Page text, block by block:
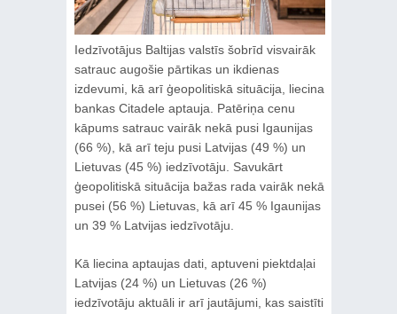
Iedzīvotājus Baltijas valstīs šobrīd visvairāk
satrauc augošie pārtikas un ikdienas
izdevumi, kā arī ģeopolitiskā situācija, liecina
bankas Citadele aptauja. Patēriņa cenu
kāpums satrauc vairāk nekā pusi Igaunijas
(66 %), kā arī teju pusi Latvijas (49 %) un
Lietuvas (45 %) iedzīvotāju. Savukārt
ģeopolitiskā situācija bažas rada vairāk nekā
pusei (56 %) Lietuvas, kā arī 45 % Igaunijas
un 39 % Latvijas iedzīvotāju.
Kā liecina aptaujas dati, aptuveni piektdaļai
Latvijas (24 %) un Lietuvas (26 %)
iedzīvotāju aktuāli ir arī jautājumi, kas saistīti